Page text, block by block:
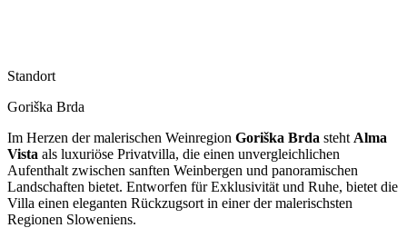
Standort
Goriška Brda
Im Herzen der malerischen Weinregion Goriška Brda steht Alma
Vista als luxuriöse Privatvilla, die einen unvergleichlichen
Aufenthalt zwischen sanften Weinbergen und panoramischen
Landschaften bietet. Entworfen für Exklusivität und Ruhe, bietet die
Villa einen eleganten Rückzugsort in einer der malerischsten
Regionen Sloweniens.